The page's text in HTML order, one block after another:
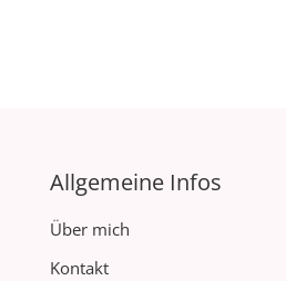
Allgemeine Infos
Über mich
Kontakt